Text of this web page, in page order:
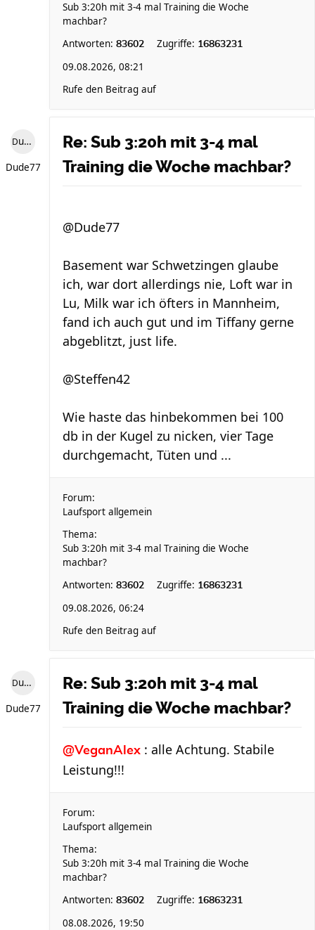
Sub 3:20h mit 3-4 mal Training die Woche
machbar?
Antworten: 83602 Zugriffe: 16863231
09.08.2026, 08:21
Rufe den Beitrag auf
Dude77
Dude77
Re: Sub 3:20h mit 3-4 mal
Training die Woche machbar?
@Dude77
Basement war Schwetzingen glaube
ich, war dort allerdings nie, Loft war in
Lu, Milk war ich öfters in Mannheim,
fand ich auch gut und im Tiffany gerne
abgeblitzt, just life.
@Steffen42
Wie haste das hinbekommen bei 100
db in der Kugel zu nicken, vier Tage
durchgemacht, Tüten und ...
Forum:
Laufsport allgemein
Thema:
Sub 3:20h mit 3-4 mal Training die Woche
machbar?
Antworten: 83602 Zugriffe: 16863231
09.08.2026, 06:24
Rufe den Beitrag auf
Dude77
Dude77
Re: Sub 3:20h mit 3-4 mal
Training die Woche machbar?
@VeganAlex : alle Achtung. Stabile
Leistung!!!
Forum:
Laufsport allgemein
Thema:
Sub 3:20h mit 3-4 mal Training die Woche
machbar?
Antworten: 83602 Zugriffe: 16863231
08.08.2026, 19:50